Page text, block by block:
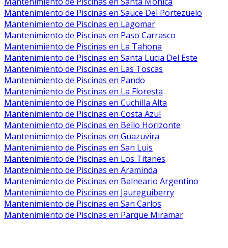
Mantenimiento de Piscinas en Sauce Del Portezuelo
Mantenimiento de Piscinas en Lagomar
Mantenimiento de Piscinas en Paso Carrasco
Mantenimiento de Piscinas en La Tahona
Mantenimiento de Piscinas en Santa Lucia Del Este
Mantenimiento de Piscinas en Las Toscas
Mantenimiento de Piscinas en Pando
Mantenimiento de Piscinas en La Floresta
Mantenimiento de Piscinas en Cuchilla Alta
Mantenimiento de Piscinas en Costa Azul
Mantenimiento de Piscinas en Bello Horizonte
Mantenimiento de Piscinas en Guazuvira
Mantenimiento de Piscinas en San Luis
Mantenimiento de Piscinas en Los Titanes
Mantenimiento de Piscinas en Araminda
Mantenimiento de Piscinas en Balneario Argentino
Mantenimiento de Piscinas en Jaureguiberry
Mantenimiento de Piscinas en San Carlos
Mantenimiento de Piscinas en Parque Miramar